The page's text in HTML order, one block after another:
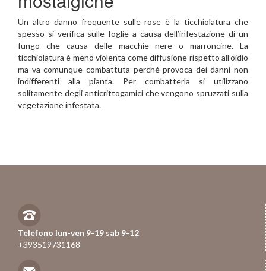
Un altro danno frequente sulle rose è la ticchiolatura che
spesso si verifica sulle foglie a causa dell’infestazione di un
fungo che causa delle macchie nere o marroncine. La
ticchiolatura è meno violenta come diffusione rispetto all’oidio
ma va comunque combattuta perché provoca dei danni non
indifferenti alla pianta. Per combatterla si utilizzano
solitamente degli anticrittogamici che vengono spruzzati sulla
vegetazione infestata.
Telefono lun-ven 9-19 sab 9-12
+393519731168